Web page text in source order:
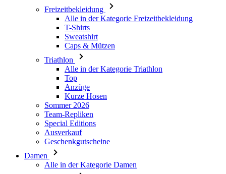
Freizeitbekleidung
Alle in der Kategorie Freizeitbekleidung
T-Shirts
Sweatshirt
Caps & Mützen
Triathlon
Alle in der Kategorie Triathlon
Top
Anzüge
Kurze Hosen
Sommer 2026
Team-Repliken
Special Editions
Ausverkauf
Geschenkgutscheine
Damen
Alle in der Kategorie Damen